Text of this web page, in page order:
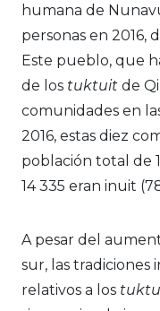
humana de
personas en 2016,
Este pueblo, que
de los tuktuit de
comunidades en
2016, estas diez
población total de
14 335 eran inuit
A pesar del
sur, las tradiciones
relativos a los